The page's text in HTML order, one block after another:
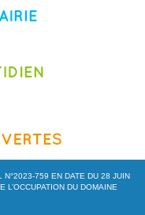
N°2023-759 EN DATE DU 28 JUIN
L’OCCUPATION DU DOMAINE